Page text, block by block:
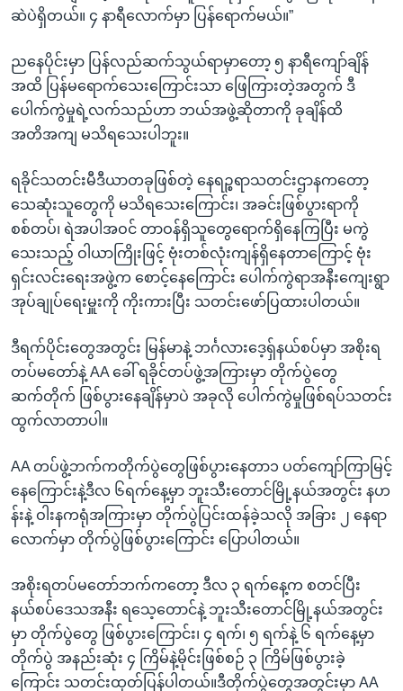
ဆဲပဲရှိတယ်။ ၄ နာရီလောက်မှာ ပြန်ရောက်မယ်။”
ညနေပိုင်းမှာ ပြန်လည်ဆက်သွယ်ရာမှာတော့ ၅ နာရီကျော်ချိန်
အထိ ပြန်မရောက်သေးကြောင်းသာ ဖြေကြားတဲ့အတွက် ဒီ
ပေါက်ကွဲမှုရဲ့လက်သည်ဟာ ဘယ်အဖွဲ့ဆိုတာကို ခုချိန်ထိ
အတိအကျ မသိရသေးပါဘူး။
ရခိုင်သတင်းမီဒီယာတခုဖြစ်တဲ့ နေရဉ္စရာသတင်းဌာနကတော့
သေဆုံးသူတွေကို မသိရသေးကြောင်း၊ အခင်းဖြစ်ပွားရာကို
စစ်တပ်၊ ရဲအပါအဝင် တာဝန်ရှိသူတွေရောက်ရှိနေကြပြီး မကွဲ
သေးသည့် ဝါယာကြိုးဖြင့် ဗုံးတစ်လုံးကျန်ရှိနေတာကြောင့် ဗုံး
ရှင်းလင်းရေးအဖွဲ့က စောင့်နေကြောင်း ပေါက်ကွဲရာအနီးကျေးရွာ
အုပ်ချုပ်ရေးမှူးကို ကိုးကားပြီး သတင်းဖော်ပြထားပါတယ်။
ဒီရက်ပိုင်းတွေအတွင်း မြန်မာနဲ့ ဘင်္ဂလားဒေ့ရှ်နယ်စပ်မှာ အစိုးရ
တပ်မတော်နဲ့ AA ခေါ် ရခိုင်တပ်ဖွဲ့အကြားမှာ တိုက်ပွဲတွေ
ဆက်တိုက် ဖြစ်ပွားနေချိန်မှာပဲ အခုလို ပေါက်ကွဲမှုဖြစ်ရပ်သတင်း
ထွက်လာတာပါ။
AA တပ်ဖွဲ့ဘက်ကတိုက်ပွဲတွေဖြစ်ပွားနေတာ၁ ပတ်ကျော်ကြာမြင့်
နေကြောင်းနဲ့ဒီလ ၆ရက်နေ့မှာ ဘူးသီးတောင်မြို့နယ်အတွင်း နဟ
န်းနဲ့ ဝါးနကရုံအကြားမှာ တိုက်ပွဲပြင်းထန်ခဲ့သလို အခြား ၂ နေရာ
လောက်မှာ တိုက်ပွဲဖြစ်ပွားကြောင်း ပြောပါတယ်။
အစိုးရတပ်မတော်ဘက်ကတော့ ဒီလ ၃ ရက်နေ့က စတင်ပြီး
နယ်စပ်ဒေသအနီး ရသေ့တောင်နဲ့ ဘူးသီးတောင်မြို့နယ်အတွင်း
မှာ တိုက်ပွဲတွေ ဖြစ်ပွားကြောင်း၊ ၄ ရက်၊ ၅ ရက်နဲ့ ၆ ရက်နေ့မှာ
တိုက်ပွဲ အနည်းဆုံး ၄ ကြိမ်နဲ့မိုင်းဖြစ်စဉ် ၃ ကြိမ်ဖြစ်ပွားခဲ့
ကြောင်း သတင်းထုတ်ပြန်ပါတယ်။ဒီတိုက်ပွဲတွေအတွင်းမှာ AA